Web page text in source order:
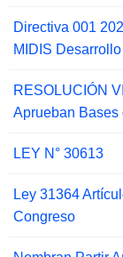
Directiva 001
MIDIS
RESOLUCIÓN
Aprueban
LEY N° 30613
Ley 31364
Congreso